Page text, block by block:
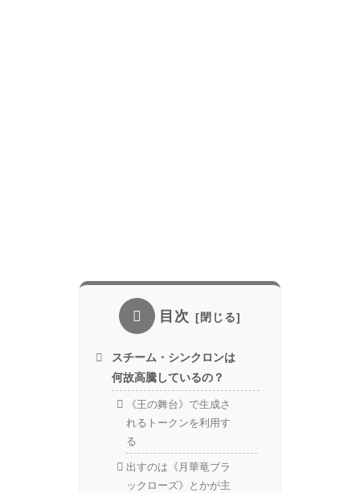
目次
スチーム・シンクロンは
何故高騰しているの？
《王の舞台》で生成さ
れるトークンを利用す
る
出すのは《月華竜ブラ
ックローズ》とかが主